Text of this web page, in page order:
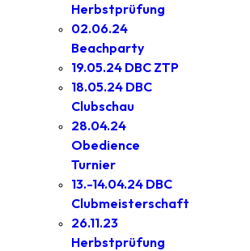
Herbstprüfung
02.06.24
Beachparty
19.05.24 DBC ZTP
18.05.24 DBC
Clubschau
28.04.24
Obedience
Turnier
13.-14.04.24 DBC
Clubmeisterschaft
26.11.23
Herbstprüfung